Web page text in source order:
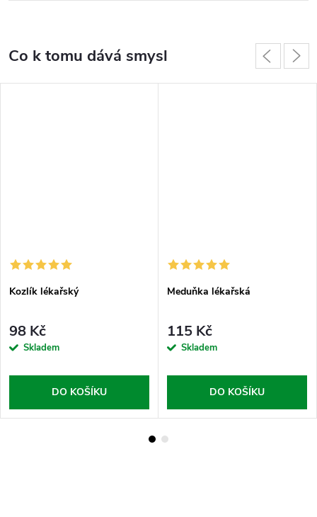
Co k tomu dává smysl
Kozlík lékařský
98 Kč
Skladem
DO KOŠÍKU
Meduňka lékařská
115 Kč
Skladem
DO KOŠÍKU